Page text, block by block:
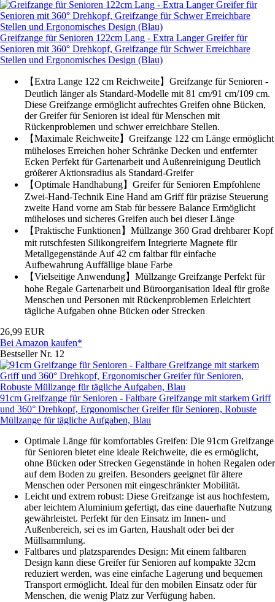
Greifzange für Senioren 122cm Lang - Extra Langer Greifer für
Senioren mit 360° Drehkopf, Greifzange für Schwer Erreichbare
Stellen und Ergonomisches Design (Blau)
【Extra Lange 122 cm Reichweite】Greifzange für Senioren -
Deutlich länger als Standard-Modelle mit 81 cm/91 cm/109 cm.
Diese Greifzange ermöglicht aufrechtes Greifen ohne Bücken,
der Greifer für Senioren ist ideal für Menschen mit
Rückenproblemen und schwer erreichbare Stellen.
【Maximale Reichweite】Greifzange 122 cm Länge ermöglicht
müheloses Erreichen hoher Schränke Decken und entfernter
Ecken Perfekt für Gartenarbeit und Außenreinigung Deutlich
größerer Aktionsradius als Standard-Greifer
【Optimale Handhabung】Greifer für Senioren Empfohlene
Zwei-Hand-Technik Eine Hand am Griff für präzise Steuerung
zweite Hand vorne am Stab für bessere Balance Ermöglicht
müheloses und sicheres Greifen auch bei dieser Länge
【Praktische Funktionen】Müllzange 360 Grad drehbarer Kopf
mit rutschfesten Silikongreifern Integrierte Magnete für
Metallgegenstände Auf 42 cm faltbar für einfache
Aufbewahrung Auffällige blaue Farbe
【Vielseitige Anwendung】Müllzange Greifzange Perfekt für
hohe Regale Gartenarbeit und Büroorganisation Ideal für große
Menschen und Personen mit Rückenproblemen Erleichtert
tägliche Aufgaben ohne Bücken oder Strecken
26,99 EUR
Bei Amazon kaufen*
Bestseller Nr. 12
91cm Greifzange für Senioren - Faltbare Greifzange mit starkem Griff
und 360° Drehkopf, Ergonomischer Greifer für Senioren, Robuste
Müllzange für tägliche Aufgaben, Blau
Optimale Länge für komfortables Greifen: Die 91cm Greifzange
für Senioren bietet eine ideale Reichweite, die es ermöglicht,
ohne Bücken oder Strecken Gegenstände in hohen Regalen oder
auf dem Boden zu greifen. Besonders geeignet für ältere
Menschen oder Personen mit eingeschränkter Mobilität.
Leicht und extrem robust: Diese Greifzange ist aus hochfestem,
aber leichtem Aluminium gefertigt, das eine dauerhafte Nutzung
gewährleistet. Perfekt für den Einsatz im Innen- und
Außenbereich, sei es im Garten, Haushalt oder bei der
Müllsammlung.
Faltbares und platzsparendes Design: Mit einem faltbaren
Design kann diese Greifer für Senioren auf kompakte 32cm
reduziert werden, was eine einfache Lagerung und bequemen
Transport ermöglicht. Ideal für den mobilen Einsatz oder für
Menschen, die wenig Platz zur Verfügung haben.